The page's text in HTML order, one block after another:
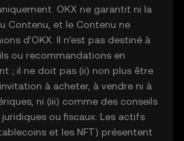
OKX ne garantit ni la
Contenu, et le Contenu ne
d’OKX. Il n’est pas destiné à
ou recommandations en
; il ne doit pas (ii) non plus être
à acheter, à vendre ni à
ni (iii) comme des conseils
ou fiscaux. Les actifs
et les NFT) présentent